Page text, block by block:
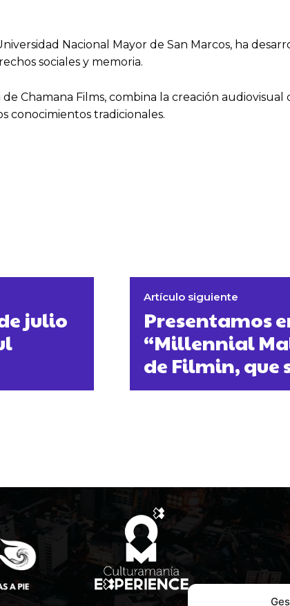
Nacional Mayor de San Marcos, ha
sociales y memoria.
Chamana Films, combina la creación
conocimientos tradicionales.
julio
Artículo siguiente
Presentamos
“Millennial
de Filmin, que